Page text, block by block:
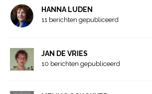
HANNA LUDEN
11 berichten gepubliceerd
JAN DE VRIES
10 berichten gepubliceerd